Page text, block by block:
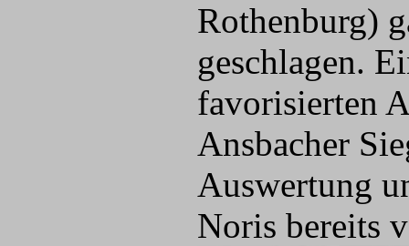
Rothenburg)
geschlagen.
favorisierten
Ansbacher
Auswertung
Noris bereits